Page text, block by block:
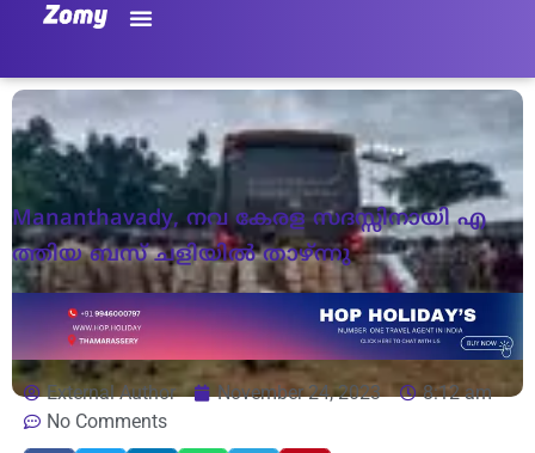
Mananthavady, ന​വ​ കേ​ര​ള സ​ദ​സ്സി​നാ​യി എ​
ത്തി​യ ബ​സ് ച​ളി​യി​ൽ താ​ഴ്‌​ന്നു
External Author November 24, 2023
8:12 am
No Comments